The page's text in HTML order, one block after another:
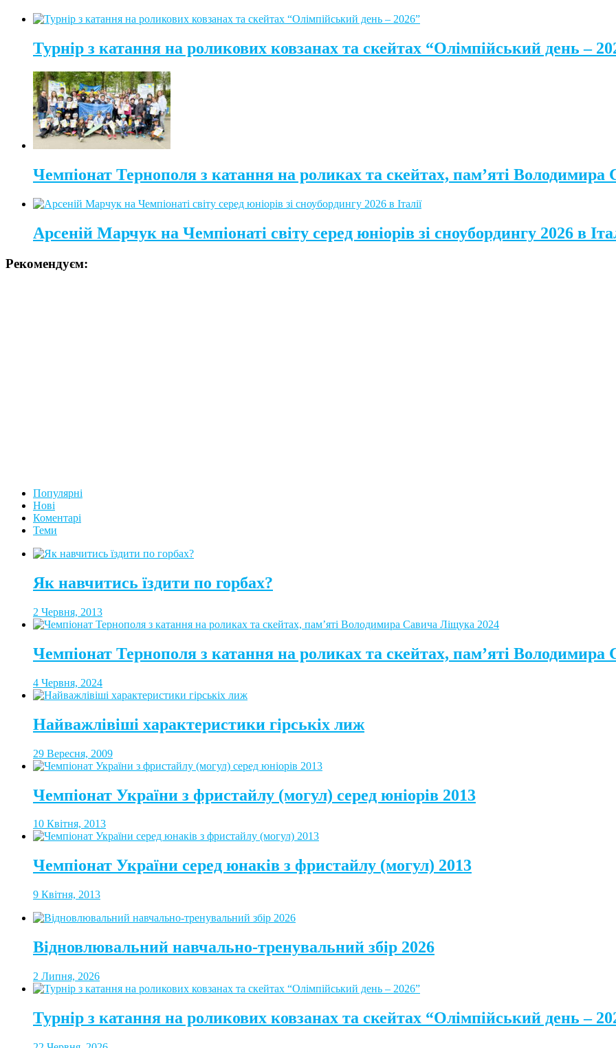
Турнір з катання на роликових ковзанах та скейтах “Олімпійський день –
Чемпіонат Тернополя з катання на роликах та скейтах, пам’яті
Арсеній Марчук на Чемпіонаті світу серед юніорів зі сноубордингу 2026 в
Рекомендуєм:
Популярні
Нові
Коментарі
Теми
Як навчитись їздити по горбах?
2 Червня, 2013
Чемпіонат Тернополя з катання на роликах та скейтах, пам’яті
4 Червня, 2024
Найважлівіші характеристики гірськіх лиж
29 Вересня, 2009
Чемпіонат України з фристайлу (могул) серед юніорів 2013
10 Квітня, 2013
Чемпіонат України серед юнаків з фристайлу (могул) 2013
9 Квітня, 2013
Відновлювальний навчально-тренувальний збір 2026
2 Липня, 2026
Турнір з катання на роликових ковзанах та скейтах “Олімпійський день –